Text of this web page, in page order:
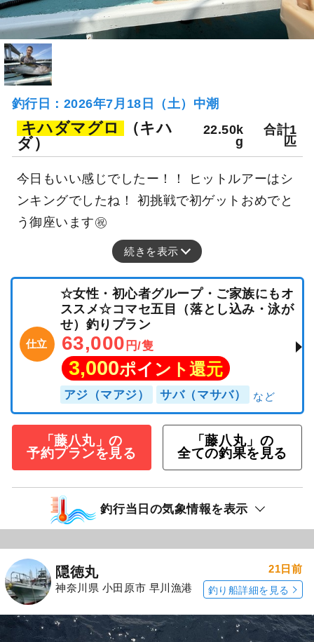
釣行日：2026年7月18日（土）中潮
キハダマグロ
（キハ
ダ）
22.50k
g
合計1
匹
今日もいい感じでしたー！！ ヒットルアーはシ
ンキングでしたね！ 初挑戦で初ゲットおめでと
う御座います㊗️
続きを表示
仕立
☆女性・初心者グループ・ご家族にもオ
ススメ☆コマセ五目（落とし込み・泳が
せ）釣りプラン
63,000 円/隻
3,000ポイント還元
アジ（マアジ） サバ（マサバ）
「藤八丸」の
予約プランを見る
「藤八丸」の
全ての釣果を見る
釣行当日の気象情報を表示
隠徳丸
神奈川県 小田原市 早川漁港
21日前
釣り船詳細を見る